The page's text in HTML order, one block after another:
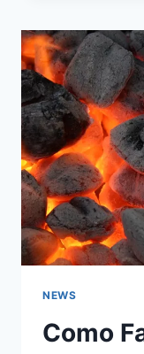
PRIMA
SÃO
PARA
UMA
DE
NEWS
Como